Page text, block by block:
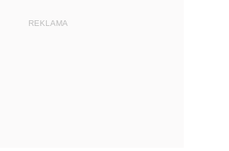
REKLAMA